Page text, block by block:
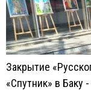
Закрытие
«Спутник» в Баку